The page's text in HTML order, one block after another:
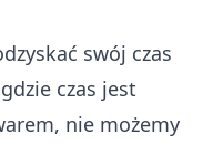
swój czas
czas jest
nie możemy